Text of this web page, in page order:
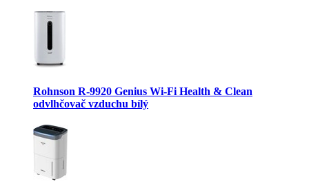
Rohnson R-9920 Genius Wi-Fi Health & Clean
odvlhčovač vzduchu bílý